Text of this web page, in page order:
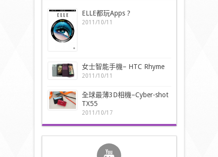
ELLE都玩Apps ?
2011/10/11
女士智能手機– HTC Rhyme
2011/10/11
全球最薄3D相機–Cyber-shot
TX55
2011/10/17